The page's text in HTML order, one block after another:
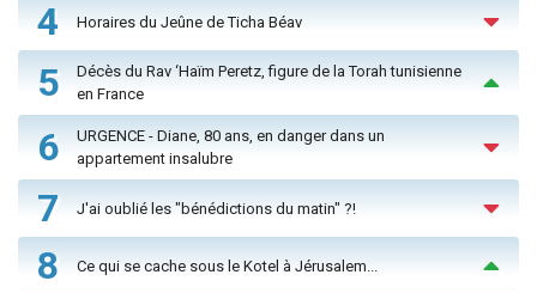
4 Horaires du Jeûne de Ticha Béav
5
Décès du Rav ‘Haïm Peretz, figure de la Torah tunisienne
en France
6
URGENCE - Diane, 80 ans, en danger dans un
appartement insalubre
7 J'ai oublié les "bénédictions du matin" ?!
8 Ce qui se cache sous le Kotel à Jérusalem...